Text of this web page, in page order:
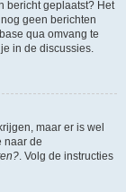
bericht geplaatst? Het
geen berichten
qua omvang te
in de discussies.
maar er is wel
naar de
. Volg de instructies